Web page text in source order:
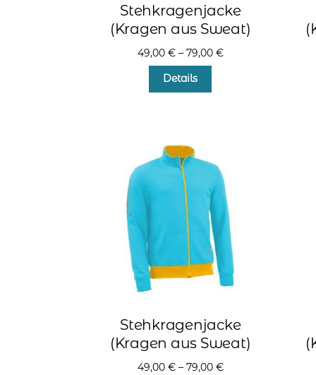
Stehkragenjacke
(Kragen aus Sweat)
49,00 €– 79,00 €
Details
Die
Optionen
können
auf
der
Produktseite
gewählt
werden
Stehkragenjacke
(Kragen aus Sweat)
49,00 €– 79,00 €